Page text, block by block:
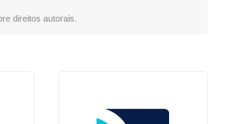
direitos autorais